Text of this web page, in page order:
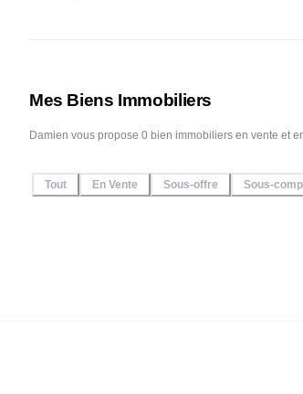
Mes Biens Immobiliers
Tout En Vente Sous-offre Sous-